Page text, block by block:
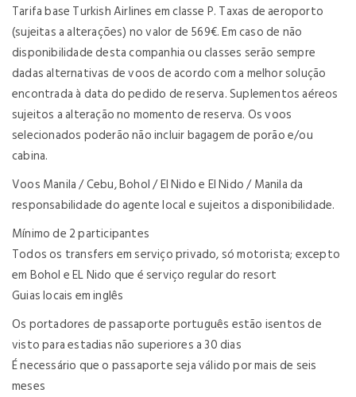
Tarifa base Turkish Airlines em classe P. Taxas de aeroporto
(sujeitas a alterações) no valor de 569€. Em caso de não
disponibilidade desta companhia ou classes serão sempre
dadas alternativas de voos de acordo com a melhor solução
encontrada à data do pedido de reserva. Suplementos aéreos
sujeitos a alteração no momento de reserva. Os voos
selecionados poderão não incluir bagagem de porão e/ou
cabina.
Voos Manila / Cebu, Bohol / El Nido e El Nido / Manila da
responsabilidade do agente local e sujeitos a disponibilidade.
Mínimo de 2 participantes
Todos os transfers em serviço privado, só motorista; excepto
em Bohol e EL Nido que é serviço regular do resort
Guias locais em inglês
Os portadores de passaporte português estão isentos de
visto para estadias não superiores a 30 dias
É necessário que o passaporte seja válido por mais de seis
meses